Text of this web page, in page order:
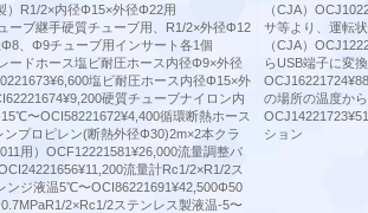
）R1/2×内径Φ15×外径Φ22⽤
ーブ継手硬質チューブ⽤、R1/2×外径Φ12
、Φ9チューブ⽤インサート各1個
ードホース塩ビ耐圧ホース内径Φ9×外径
塩ビ耐圧ホース内径Φ15×外
硬質チューブナイロン内
〜OCI58221672¥4,400循環断熱ホース
プロピレン(断熱外径Φ30)2m×2本クラ
⽤）OCF12221581¥26,000流量調整バ
流量計Rc1/2×R1/2ス
ンジ液温5℃〜OCI86221691¥42,500Φ50
2×Rc1/2ステンレス製液温-5〜
（CJA）
サ等より、運転
（CJA）
らUSB端子に変
の場所の温度か
ション